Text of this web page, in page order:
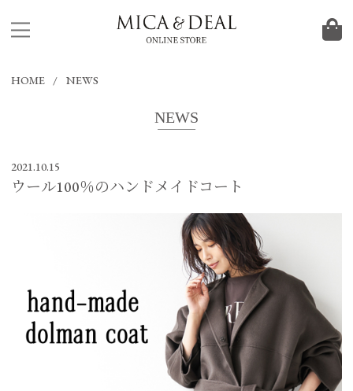
HOME NEWS
NEWS
2021.10.15
ウール100％のハンドメイドコート